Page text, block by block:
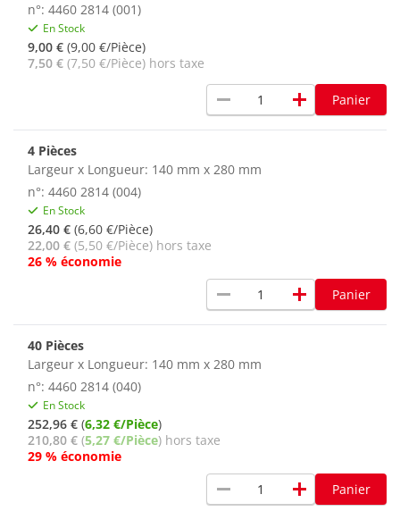
n°: 4460 2814 (001)
En Stock
9,00 € (9,00 €/Pièce)
7,50 € (7,50 €/Pièce) hors taxe
remove add Panier
4 Pièces
Largeur x Longueur: 140 mm x 280 mm
n°: 4460 2814 (004)
En Stock
26,40 € (6,60 €/Pièce)
22,00 € (5,50 €/Pièce) hors taxe
26 % économie
remove add Panier
40 Pièces
Largeur x Longueur: 140 mm x 280 mm
n°: 4460 2814 (040)
En Stock
252,96 € (6,32 €/Pièce)
210,80 € (5,27 €/Pièce) hors taxe
29 % économie
remove add Panier